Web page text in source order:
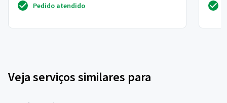
Pedido atendido
Veja serviços similares para